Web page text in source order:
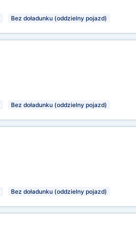
Bez doładunku (oddzielny pojazd)
Bez doładunku (oddzielny pojazd)
Bez doładunku (oddzielny pojazd)